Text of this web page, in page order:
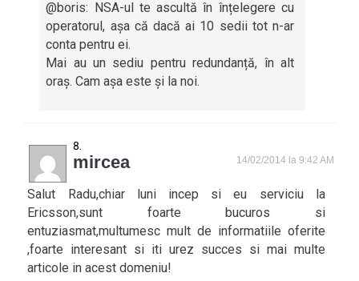
@boris: NSA-ul te ascultă în înțelegere cu
operatorul, așa că dacă ai 10 sedii tot n-ar
conta pentru ei.
Mai au un sediu pentru redundanță, în alt
oraș. Cam așa este și la noi.
mircea 14/02/2014 la 9:42 AM
Salut Radu,chiar luni incep si eu serviciu la
Ericsson,sunt foarte bucuros si
entuziasmat,multumesc mult de informatiile oferite
,foarte interesant si iti urez succes si mai multe
articole in acest domeniu!